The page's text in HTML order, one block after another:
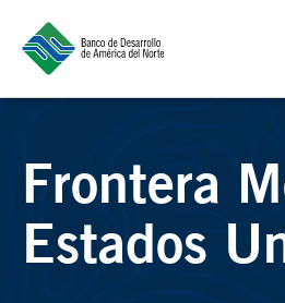
Frontera
Estados